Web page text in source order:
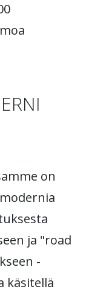
on
ja "road
-
käsitellä